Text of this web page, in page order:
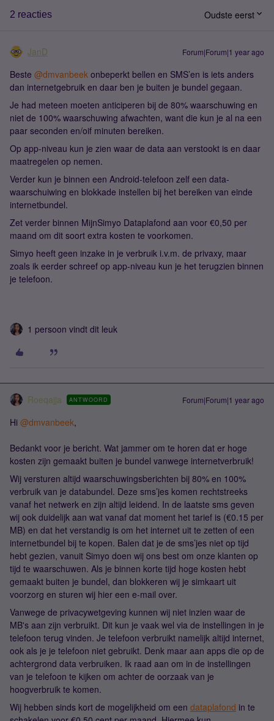
2 reacties Oudste eerst
JanD Forum|Forum|1 year ago
Beste ​ @dmvanbeek onbeperkt bellen en SMS’en is iets anders
dan internetgebruik en daar ben je buiten je bundel gegaan.
Je had meteen moeten anticiperen bij de 80% waarschuwing en
niet de 100% waarschuwing afwachten, want die kun je al na een
paar seconden en/oif minuten bereiken.
Op app-niveau kun je zien waar de data aan verstookt is en daar
maatregelen op nemen.
Verder kun je binnen een Android-telefoon zelf een data-
waarschuiwing en blokkade instellen bij het bereiken van einde
internetbundel.
Zet verder binnen MijnSimyo Dataplafond aan voor €0,50 per
maand om dit soort extra kosten te voorkomen.
Simyo heeft geen inzake in je verbruik i.v.m. de privaxy, maar
zoals ik eerder schreef op app-niveau kun je het terugzien binnen
je telefoon.
1 persoon vindt dit leuk
Roeqajja ANTWOORD Forum|Forum|1 year ago
Hi ​ @dmvanbeek,
Bedankt voor je bericht. Wat jammer om te horen dat er hoge
kosten zijn gemaakt buiten je bundel vanwege internetverbruik!
Wij versturen altijd waarschuwingsberichten bij 80% en 100%
verbruik van je databundel. Deze sms’jes komen rechtstreeks
vanaf het netwerk en zijn altijd leidend. In de laatste sms geven
wij ook duidelijk aan wat vanaf dat moment het tarief is (€0.15 per
MB) en dat het verstandig is om het internet uit te zetten of een
internetbundel bij te kopen. Balen dat je de sms’jes niet op tijd
hebt gezien, vanuit Simyo doen wij ons best om onze klanten op
tijd te waarschuwen. Als je binnen korte tijd hoge kosten hebt
gemaakt buiten je bundel, dan blokkeren wij je simkaart uit
voorzorg en sturen wij hier een e-mail over.
Vanwege de privacywetgeving kunnen wij niet inzien waar de
MB's aan zijn verbruikt. Dit kun je vaak wel via de instellingen in je
telefoon terug vinden. Je telefoon verbruikt namelijk altijd internet,
ook als je je telefoon niet gebruikt. Denk maar aan apps die op de
achtergrond data verbruiken. Ik raad aan om in de instellingen
van je telefoon te kijken om achter de oorzaak van je
hoogverbruik te komen.
Wij hebben sinds kort de mogelijkheid om een dataplafond in te